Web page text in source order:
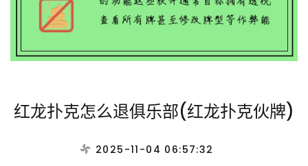
红龙扑克怎么退俱乐部(红龙扑克伙牌)
2025-11-04 06:57:32